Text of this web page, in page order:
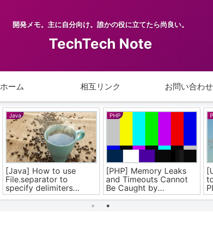
開発メモ。主に自分向け。誰かの役に立てたら尚良い。
TechTech Note
ホーム 相互リンク お問い合わせ
Java
[Java] How to use
File.separator to
specify delimiters
according to the
PHP
[PHP] Memory Leaks
and Timeouts Cannot
Be Caught by
Exception Handling! So,
What Should We Do?